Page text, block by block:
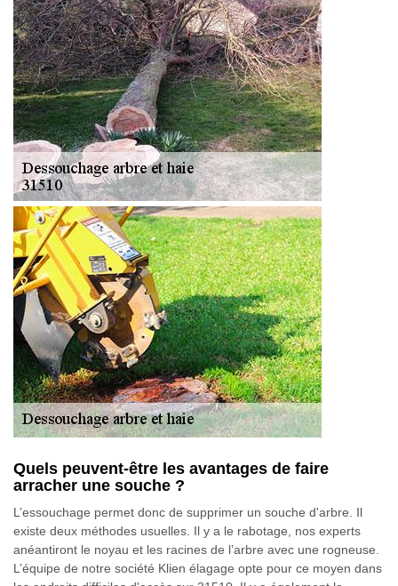
Quels peuvent-être les avantages de faire
arracher une souche ?
L’essouchage permet donc de supprimer un souche d'arbre. Il
existe deux méthodes usuelles. Il y a le rabotage, nos experts
anéantiront le noyau et les racines de l’arbre avec une rogneuse.
L’équipe de notre société Klien élagage opte pour ce moyen dans